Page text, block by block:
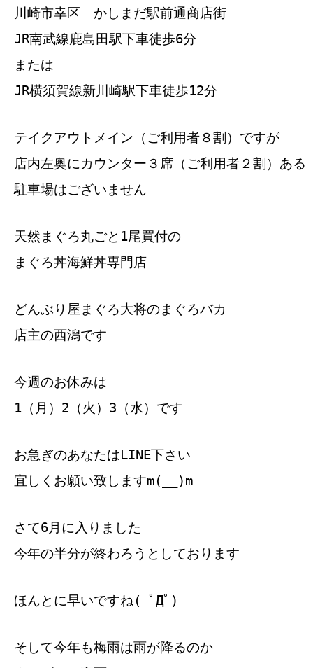
川崎市幸区 かしまだ駅前通商店街
JR南武線鹿島田駅下車徒歩6分
または
JR横須賀線新川崎駅下車徒歩12分
テイクアウトメイン（ご利用者８割）ですが
店内左奥にカウンター３席（ご利用者２割）ある
駐車場はございません
天然まぐろ丸ごと1尾買付の
まぐろ丼海鮮丼専門店
どんぶり屋まぐろ大将のまぐろバカ
店主の西潟です
今週のお休みは
1（月）2（火）3（水）です
お急ぎのあなたはLINE下さい
宜しくお願い致しますm(__)m
さて6月に入りました
今年の半分が終わろうとしております
ほんとに早いですね( ﾟДﾟ)
そして今年も梅雨は雨が降るのか